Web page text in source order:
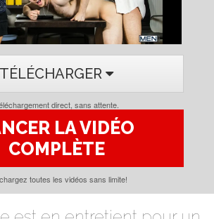
Video
TÉLÉCHARGER
direct, sans attente.
LA VIDÉO
COMPLÈTE
toutes les vidéos sans limite!